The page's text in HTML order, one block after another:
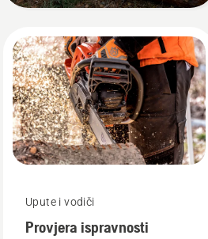
Upute i vodiči
Provjera ispravnosti